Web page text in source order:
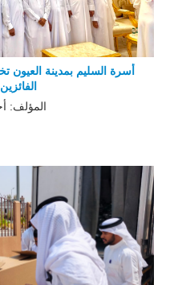
أسرة السليم بمدينة العيون
المؤلف: